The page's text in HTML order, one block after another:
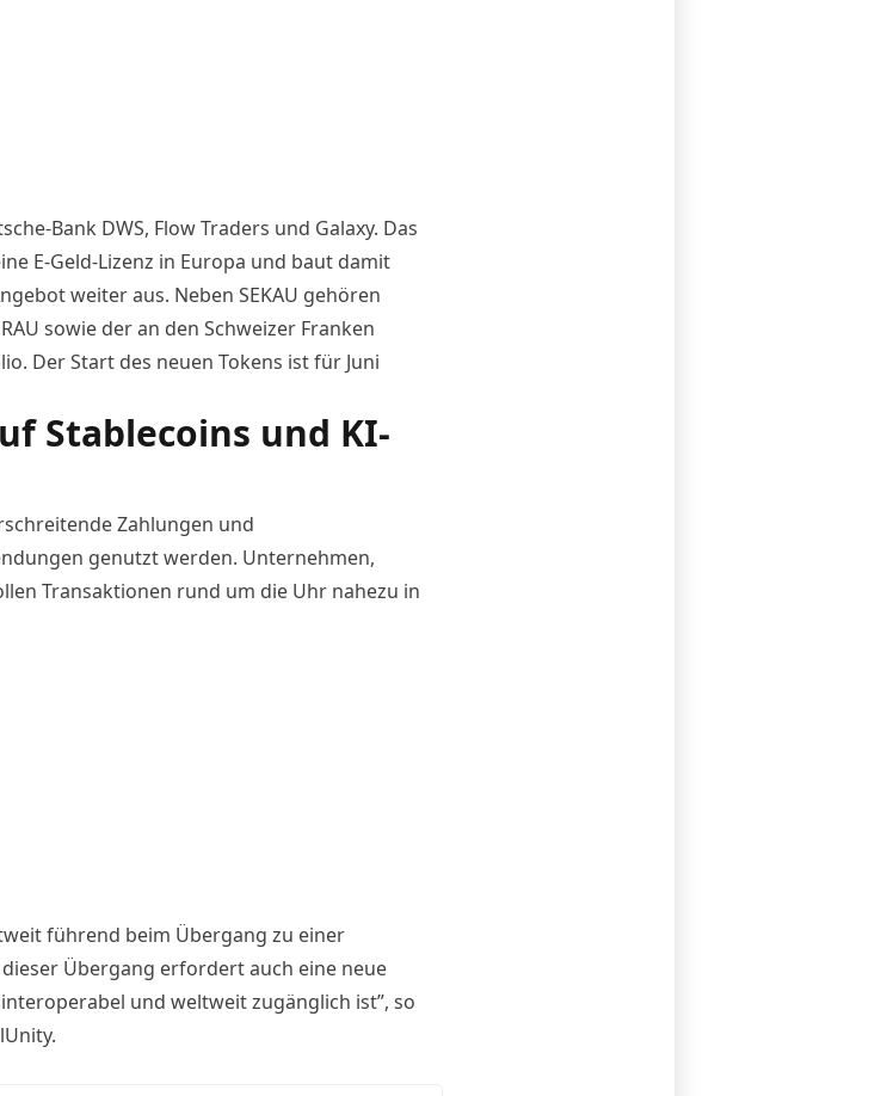
Bank DWS, Flow Traders und Galaxy. Das
E-Geld-Lizenz in Europa und baut damit
weiter aus. Neben SEKAU gehören
sowie der an den Schweizer Franken
Der Start des neuen Tokens ist für Juni
Stablecoins und KI-
Zahlungen und
genutzt werden. Unternehmen,
Transaktionen rund um die Uhr nahezu in
führend beim Übergang zu einer
Übergang erfordert auch eine neue
und weltweit zugänglich ist”, so